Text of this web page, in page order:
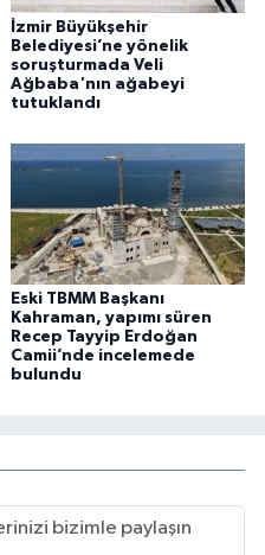
İzmir Büyükşehir
Belediyesi’ne yönelik
soruşturmada Veli
Ağbaba'nın ağabeyi
tutuklandı
Eski TBMM Başkanı
Kahraman, yapımı süren
Recep Tayyip Erdoğan
Camii’nde incelemede
bulundu